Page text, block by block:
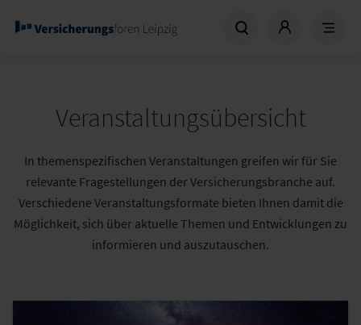
Veranstaltungsübersicht
In themenspezifischen Veranstaltungen greifen wir für Sie
relevante Fragestellungen der Versicherungsbranche auf.
Verschiedene Veranstaltungsformate bieten Ihnen damit die
Möglichkeit, sich über aktuelle Themen und Entwicklungen zu
informieren und auszutauschen.